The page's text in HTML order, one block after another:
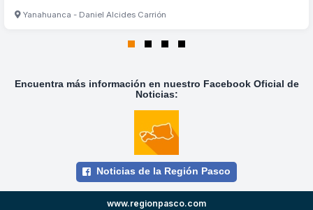
Yanahuanca - Daniel Alcides Carrión
Encuentra más información en nuestro Facebook Oficial de
Noticias:
Noticias de la Región Pasco
www.regionpasco.com